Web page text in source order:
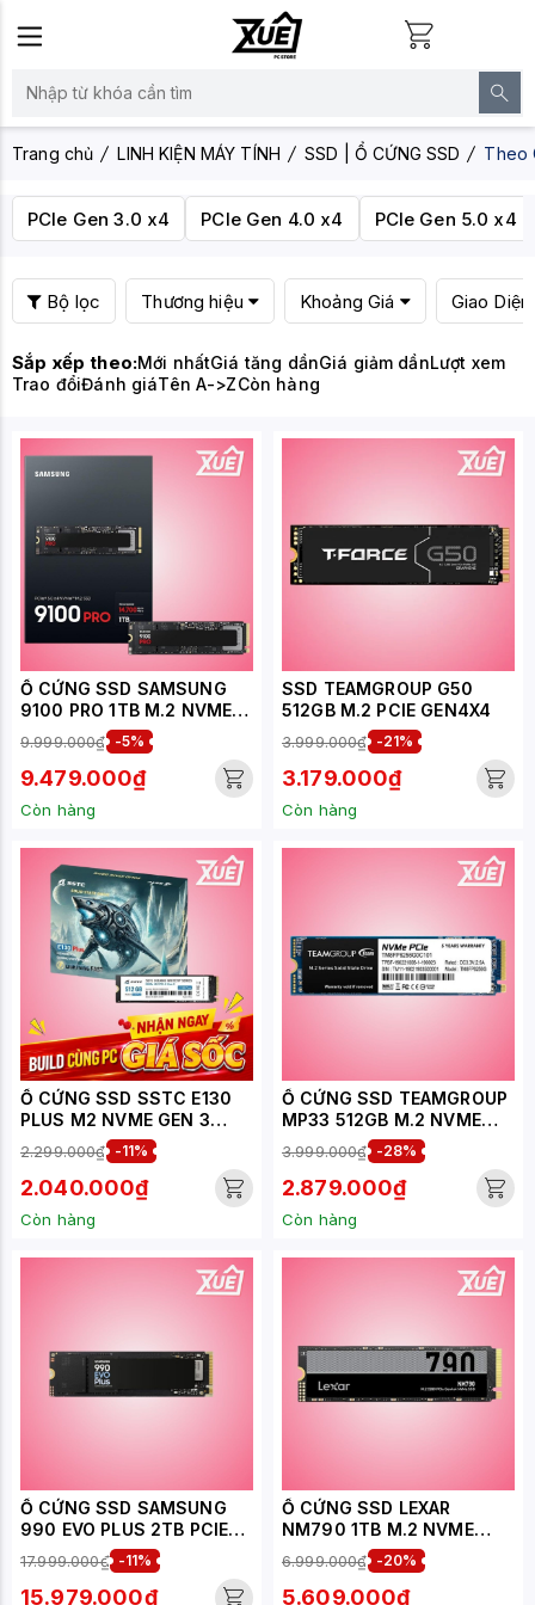
Trang chủ LINH KIỆN MÁY TÍNH SSD | Ổ CỨNG SSD Theo
PCIe Gen 3.0 x4 PCIe Gen 4.0 x4 PCIe Gen 5.0 x4
Bộ lọc Thương hiệu Khoảng Giá Giao
Sắp xếp theo:Mới nhấtGiá tăng dầnGiá giảm dầnLượt xem
Trao đổiĐánh giáTên A->ZCòn hàng
Ổ CỨNG SSD SAMSUNG
9100 PRO 1TB M.2 NVME
M.2 2280 PCIE GEN5.0 X4
MZ-VAP1T0BW
9.999.000₫ -5%
9.479.000₫
Còn hàng
SSD TEAMGROUP G50
512GB M.2 PCIE GEN4X4
3.999.000₫ -21%
3.179.000₫
Còn hàng
Ổ CỨNG SSD SSTC E130
PLUS M2 NVME GEN 3
512GB (E130-PLUS-512GB)
2.299.000₫ -11%
2.040.000₫
Còn hàng
Ổ CỨNG SSD TEAMGROUP
MP33 512GB M.2 NVME
2280 PCIE GEN 3.0X4
(ĐỌC 1700MB/S, GHI
1400MB/S) -
(TM8FP6512G0C101)
3.999.000₫ -28%
2.879.000₫
Còn hàng
Ổ CỨNG SSD SAMSUNG
990 EVO PLUS 2TB PCIE
NVME 4.0X4 ( ĐỌC
7250MB/S - GHI
6300MB/S) - (MZ-
17.999.000₫ -11%
15.979.000₫
Ổ CỨNG SSD LEXAR
NM790 1TB M.2 NVME
2280 PCIE GEN 4X4 (ĐỌC
7400MB/S - GHI
6500MB/S) -
6.999.000₫ -20%
5.609.000₫